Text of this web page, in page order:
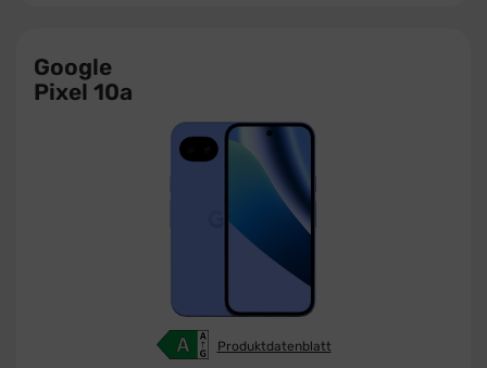
Google
Pixel 10a
Produktdatenblatt